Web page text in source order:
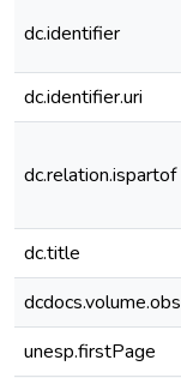
dc.identifier
dc.identifier.uri
dc.relation.ispartof
dc.title
dcdocs.volume.obs
unesp.firstPage